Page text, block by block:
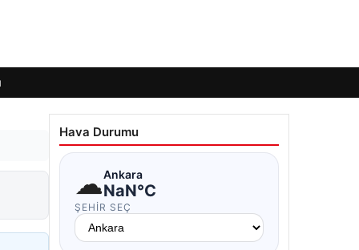
Hava Durumu
☁Ankara
NaN°C
ŞEHIR SEÇ